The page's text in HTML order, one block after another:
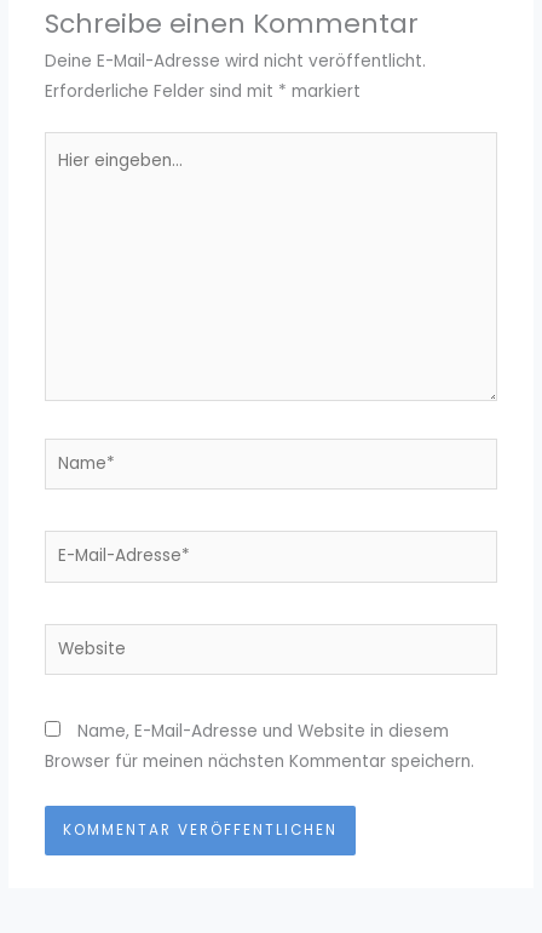
Schreibe einen Kommentar
Deine E-Mail-Adresse wird nicht veröffentlicht.
Erforderliche Felder sind mit * markiert
eingeben…
Name*
E-
Website
Name, E-Mail-Adresse und Website in diesem
Browser für meinen nächsten Kommentar speichern.